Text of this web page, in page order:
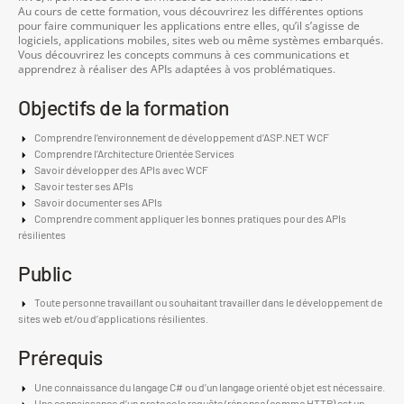
Au cours de cette formation, vous découvrirez les différentes options
pour faire communiquer les applications entre elles, qu’il s’agisse de
logiciels, applications mobiles, sites web ou même systèmes embarqués.
Vous découvrirez les concepts communs à ces communications et
apprendrez à réaliser des APIs adaptées à vos problématiques.
Objectifs de la formation
Comprendre l’environnement de développement d’ASP.NET WCF
Comprendre l’Architecture Orientée Services
Savoir développer des APIs avec WCF
Savoir tester ses APIs
Savoir documenter ses APIs
Comprendre comment appliquer les bonnes pratiques pour des APIs
résilientes
Public
Toute personne travaillant ou souhaitant travailler dans le développement de
sites web et/ou d’applications résilientes.
Prérequis
Une connaissance du langage C# ou d’un langage orienté objet est nécessaire.